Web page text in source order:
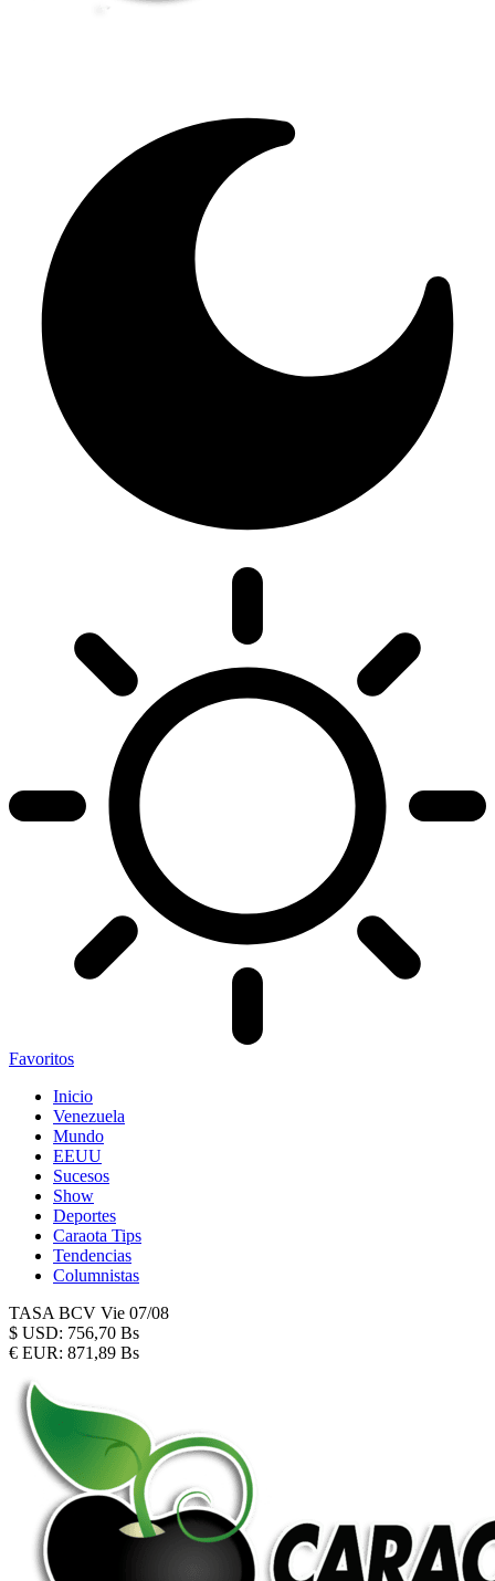
Favoritos
Inicio
Venezuela
Mundo
EEUU
Sucesos
Show
Deportes
Caraota Tips
Tendencias
Columnistas
TASA BCV Vie 07/08
$ USD: 756,70 Bs
€ EUR: 871,89 Bs